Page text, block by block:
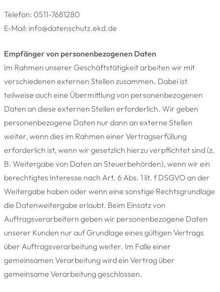
Telefon: 0511-7681280
E-Mail: info@datenschutz.ekd.de
Empfänger von personenbezogenen Daten
Im Rahmen unserer Geschäftstätigkeit arbeiten wir mit
verschiedenen externen Stellen zusammen. Dabei ist
teilweise auch eine Übermittlung von personenbezogenen
Daten an diese externen Stellen erforderlich. Wir geben
personenbezogene Daten nur dann an externe Stellen
weiter, wenn dies im Rahmen einer Vertragserfüllung
erforderlich ist, wenn wir gesetzlich hierzu verpflichtet sind (z.
B. Weitergabe von Daten an Steuerbehörden), wenn wir ein
berechtigtes Interesse nach Art. 6 Abs. 1 lit. f DSGVO an der
Weitergabe haben oder wenn eine sonstige Rechtsgrundlage
die Datenweitergabe erlaubt. Beim Einsatz von
Auftragsverarbeitern geben wir personenbezogene Daten
unserer Kunden nur auf Grundlage eines gültigen Vertrags
über Auftragsverarbeitung weiter. Im Falle einer
gemeinsamen Verarbeitung wird ein Vertrag über
gemeinsame Verarbeitung geschlossen.